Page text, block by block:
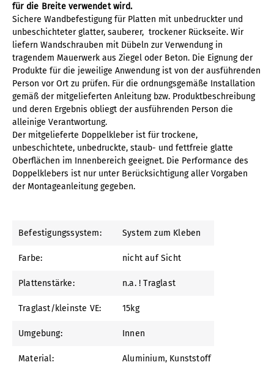
für die Breite verwendet wird.
Sichere Wandbefestigung für Platten mit unbedruckter und
unbeschichteter glatter, sauberer, trockener Rückseite. Wir
liefern Wandschrauben mit Dübeln zur Verwendung in
tragendem Mauerwerk aus Ziegel oder Beton. Die Eignung der
Produkte für die jeweilige Anwendung ist von der ausführenden
Person vor Ort zu prüfen. Für die ordnungsgemäße Installation
gemäß der mitgelieferten Anleitung bzw. Produktbeschreibung
und deren Ergebnis obliegt der ausführenden Person die
alleinige Verantwortung.
Der mitgelieferte Doppelkleber ist für trockene,
unbeschichtete, unbedruckte, staub- und fettfreie glatte
Oberflächen im Innenbereich geeignet. Die Performance des
Doppelklebers ist nur unter Berücksichtigung aller Vorgaben
der Montageanleitung gegeben.
Befestigungssystem: System zum Kleben
Farbe: nicht auf Sicht
Plattenstärke: n.a. ! Traglast
Traglast/kleinste VE: 15kg
Umgebung: Innen
Material: Aluminium, Kunststoff